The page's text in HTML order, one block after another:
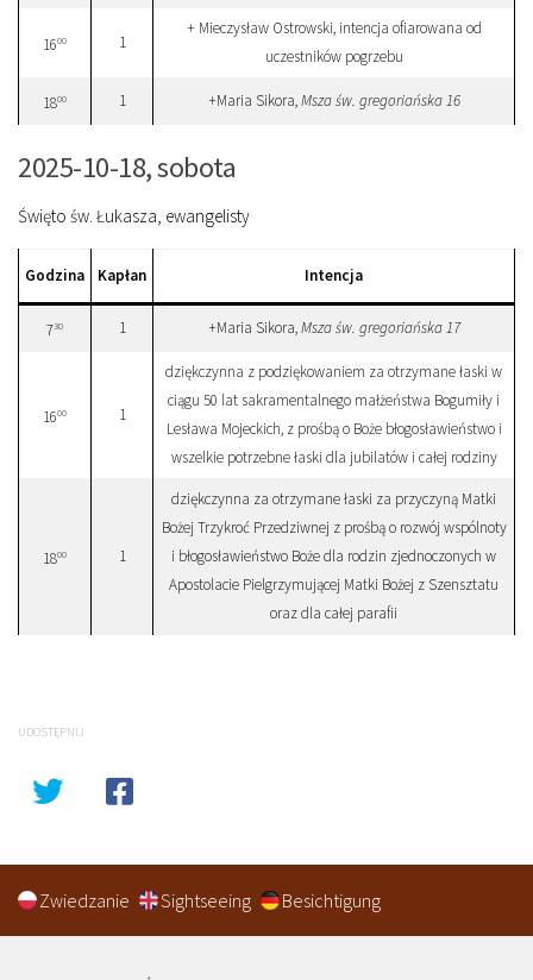
1600 1
+ Mieczysław Ostrowski, intencja ofiarowana od
uczestników pogrzebu
1800 1 +Maria Sikora,Msza św. gregoriańska 16
2025-10-18, sobota
Święto św. Łukasza, ewangelisty
Godzina Kapłan Intencja
730 1 +Maria Sikora,Msza św. gregoriańska 17
1600 1
dziękczynna z podziękowaniem za otrzymane łaski w
ciągu 50 lat sakramentalnego małżeństwa Bogumiły i
Lesława Mojeckich, z prośbą o Boże błogosławieństwo i
wszelkie potrzebne łaski dla jubilatów i całej rodziny
1800 1
dziękczynna za otrzymane łaski za przyczyną Matki
Bożej Trzykroć Przedziwnej z prośbą o rozwój wspólnoty
i błogosławieństwo Boże dla rodzin zjednoczonych w
Apostolacie Pielgrzymującej Matki Bożej z Szensztatu
oraz dla całej parafii
UDOSTĘPNIJ
Zwiedzanie Sightseeing Besichtigung